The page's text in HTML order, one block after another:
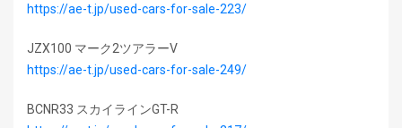
https://ae-t.jp/used-cars-for-sale-223/
JZX100 マーク2ツアラーV
https://ae-t.jp/used-cars-for-sale-249/
BCNR33 スカイラインGT-R